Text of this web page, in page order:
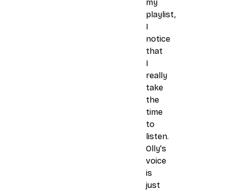
my
playlist,
I
notice
that
I
really
take
the
time
to
listen.
Olly's
voice
is
just